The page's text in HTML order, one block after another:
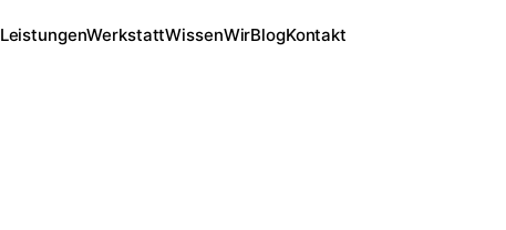
LeistungenWerkstattWissenWirBlogKontakt